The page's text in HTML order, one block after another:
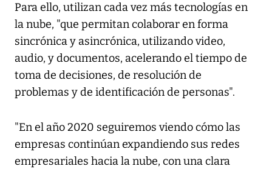
Para ello, utilizan cada vez más tecnologías en
la nube, "que permitan colaborar en forma
sincrónica y asincrónica, utilizando video,
audio, y documentos, acelerando el tiempo de
toma de decisiones, de resolución de
problemas y de identificación de personas".
"En el año 2020 seguiremos viendo cómo las
empresas continúan expandiendo sus redes
empresariales hacia la nube, con una clara